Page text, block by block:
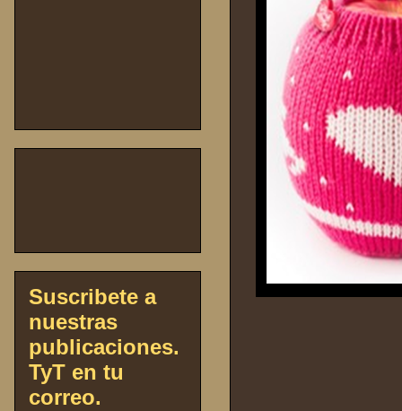
Suscribete a
nuestras
publicaciones.
TyT en tu
correo.